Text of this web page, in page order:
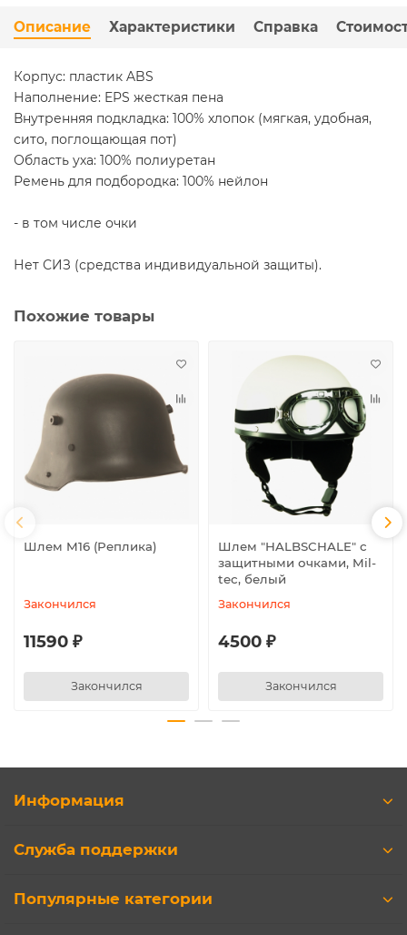
Описание Характеристики Справка
Корпус: пластик ABS
Наполнение: EPS жесткая пена
Внутренняя подкладка: 100% хлопок (мягкая, удобная,
сито, поглощающая пот)
Область уха: 100% полиуретан
Ремень для подбородка: 100% нейлон
- в том числе очки
Нет СИЗ (средства индивидуальной защиты).
Похожие товары
Шлем M16 (Реплика)
Закончился
11590 ₽
Закончился
Шлем "HALBSCHALE" с
защитными очками, Mil-
tec, белый
Закончился
4500 ₽
Закончился
Информация
Служба поддержки
Популярные категории